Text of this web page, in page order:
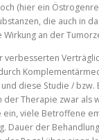
(hier ein
die auch in
an der
verbesserten
diese Studie /
der Therapie zwar als
ein, viele Betroffene
Dauer der